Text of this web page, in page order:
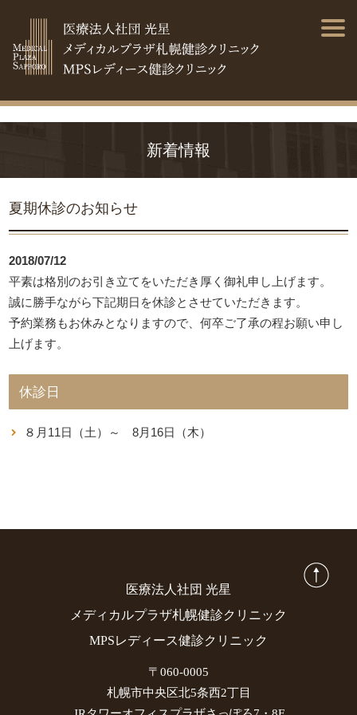
新着情報
夏期休診のお知らせ
2018/07/12
平素は格別のお引き立てをいただき厚く御礼申し上げます。
誠に勝手ながら下記期日を休診とさせていただきます。
予約業務もお休みとなりますので、何卒ご了承の程お願い申し
上げます。
休診日
８月11日（土）～ 8月16日（木）
医療法人社団 光星
メディカルプラザ札幌健診クリニック
MPSレディース健診クリニック
〒060-0005
札幌市中央区北5条西2丁目